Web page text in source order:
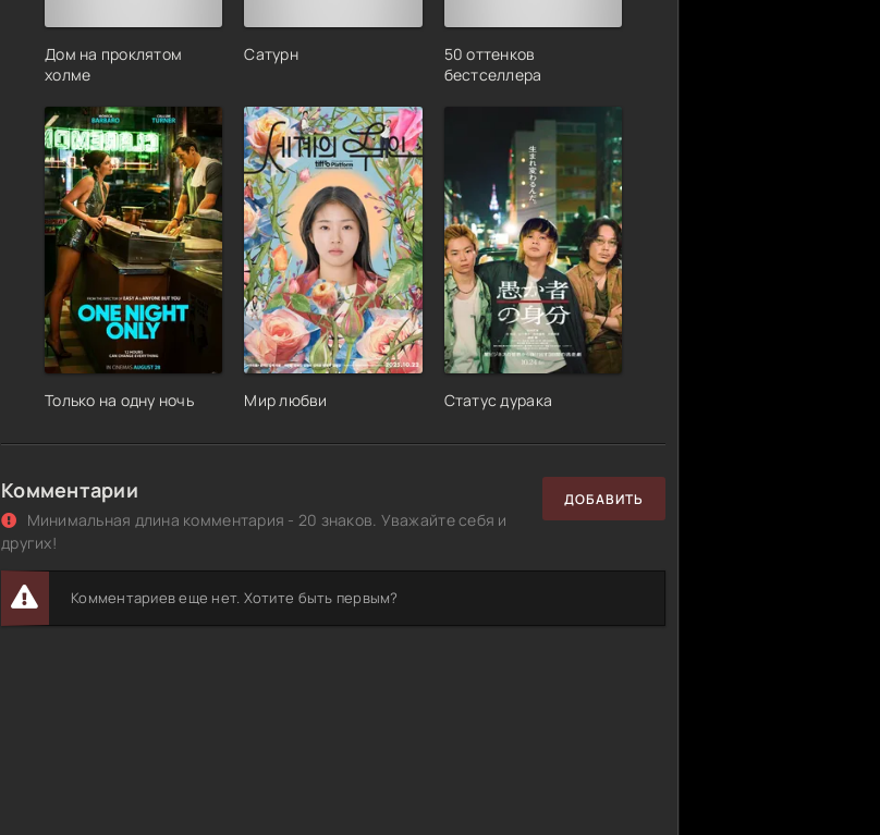
Дом на проклятом
холме
Сатурн
50 оттенков
бестселлера
Только на одну ночь Мир любви Статус дурака
Комментарии
Минимальная длина комментария - 20 знаков. Уважайте себя и
других!
ДОБАВИТЬ
Комментариев еще нет. Хотите быть первым?